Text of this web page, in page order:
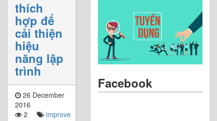
thích
hợp để
cải thiện
hiệu
năng lập
trình
26 December
2016
2
improve
Facebook